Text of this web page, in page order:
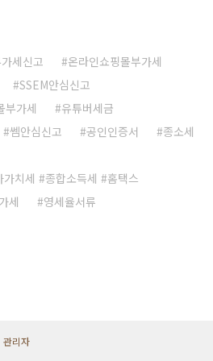
세신고
온라인쇼핑몰부가세
SSEM안심신고
부가세
유튜버세금
쎔안심신고 공인인증서
종소세
치세 #종합소득세 #홈택스
세 영세율서류
관리자